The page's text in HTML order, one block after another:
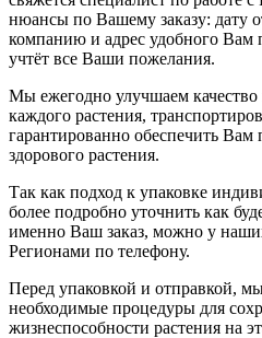
нюансы по Вашему заказу: дату
компанию и адрес удобного Вам
учтёт все Ваши пожелания.
Мы ежегодно улучшаем
каждого растения,
гарантированно обеспечить
здорового растения.
Так как подход к упаковке
более подробно уточнить как
именно Ваш заказ, можно у
Регионами по телефону.
Перед упаковкой и отправкой,
необходимые процедуры для
жизнеспособности растения на